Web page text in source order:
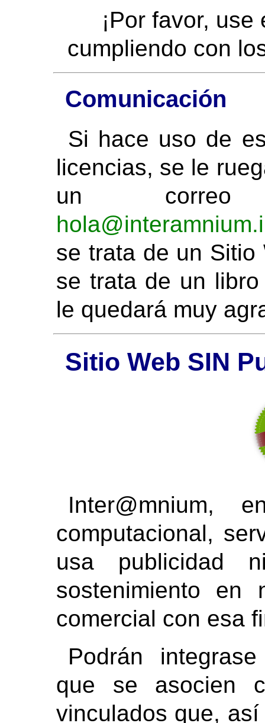
¡Por favor,
cumpliendo con
Comunicación
Si hace uso de
licencias, se le
un correo
se trata de un
se trata de un
le quedará muy
Sitio Web SIN
Inter@mnium,
computacional,
usa publicidad
sostenimiento en
comercial con esa
Podrán
que se asocien
vinculados que,